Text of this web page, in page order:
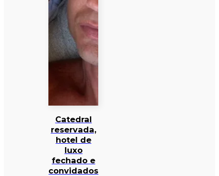
Catedral
reservada,
hotel de
luxo
fechado e
convidados